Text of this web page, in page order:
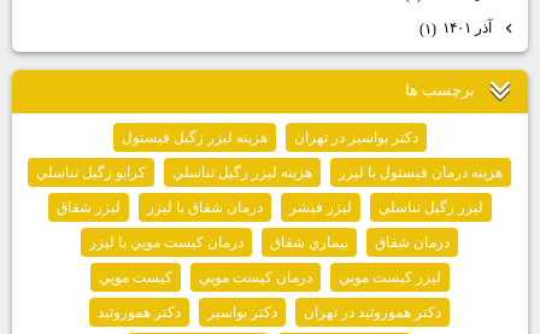
اسفند ۱۴۰۰
(۲)
اردیبهشت ۱۴۰۱
(۲)
مرداد ۱۴۰۱
(۳)
برچسب ها
دكتر بواسير در تهران هزينه ليزر زگيل فيستول
هزينه درمان فيستول با ليزر هزينه ليزر زگيل تناسلي كرايو زگيل تناسلي
ليزر زگيل تناسلي ليزر فيشر درمان شقاق با ليزر ليزر شقاق